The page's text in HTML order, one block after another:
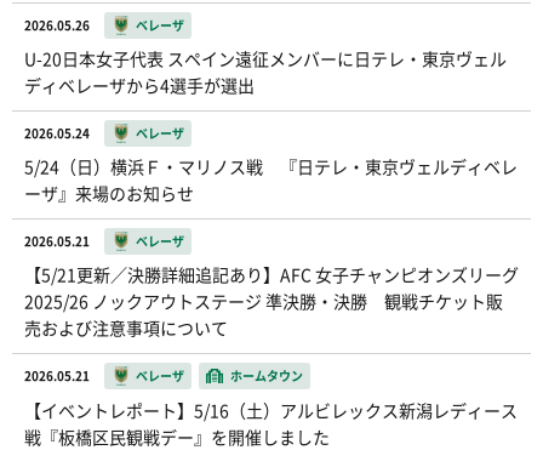
2026.05.26 ベレーザ
U-20日本女子代表 スペイン遠征メンバーに日テレ・東京ヴェル
ディベレーザから4選手が選出
2026.05.24 ベレーザ
5/24（日）横浜Ｆ・マリノス戦 『日テレ・東京ヴェルディベレ
ーザ』来場のお知らせ
2026.05.21 ベレーザ
【5/21更新／決勝詳細追記あり】AFC 女子チャンピオンズリーグ
2025/26 ノックアウトステージ 準決勝・決勝 観戦チケット販
売および注意事項について
2026.05.21 ベレーザ ホームタウン
【イベントレポート】5/16（土）アルビレックス新潟レディース
戦『板橋区民観戦デー』を開催しました